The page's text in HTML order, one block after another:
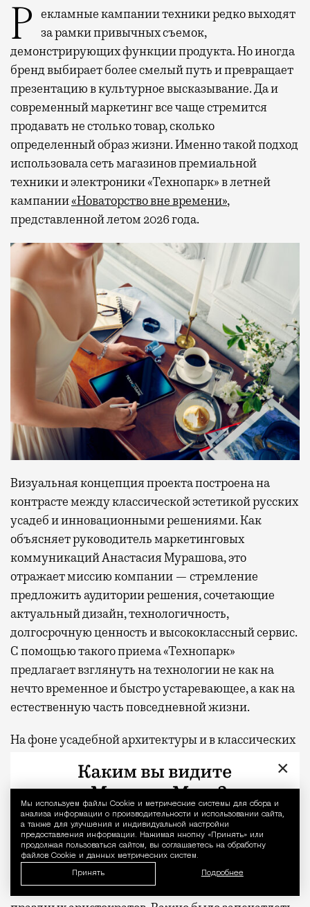
Уведомление
Мы используем файлы Сookie и метрические системы для сбора и
анализа информации о производительности и использовании сайта,
а также для улучшения и индивидуальной настройки
предоставления информации. Нажимая кнопку «Принять» или
продолжая пользоваться сайтом, вы соглашаетесь на обработку
файлов Cookie и данных метрических систем.
Принять Подробнее
Рекламные кампании техники редко выходят
за рамки привычных съемок,
демонстрирующих функции продукта. Но иногда
бренд выбирает более смелый путь и превращает
презентацию в культурное высказывание. Да и
современный маркетинг все чаще стремится
продавать не столько товар, сколько
определенный образ жизни. Именно такой подход
использовала сеть магазинов премиальной
техники и электроники «Технопарк» в летней
кампании«Новаторство вне времени»,
представленной летом 2026 года.
Визуальная концепция проекта построена на
контрасте между классической эстетикой русских
усадеб и инновационными решениями. Как
объясняет руководитель маркетинговых
коммуникаций Анастасия Мурашова, это
отражает миссию компании — стремление
предложить аудитории решения, сочетающие
актуальный дизайн, технологичность,
долгосрочную ценность и высококлассный сервис.
С помощью такого приема «Технопарк»
предлагает взглянуть на технологии не как на
нечто временное и быстро устаревающее, а как на
естественную часть повседневной жизни.
На фоне усадебной архитектуры и в классических
современные гедонисты. Они ведут образ жизни,
комфорт дополняет современная техника. При
создании рекламной кампании команда
вдохновлялась классическими работами
художников в стиле барокко, которые часто
изображали веселящиеся компании, музыкантов,
×